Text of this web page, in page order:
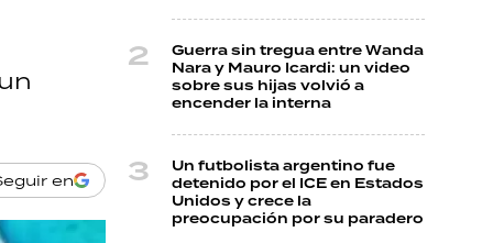
en
Guerra sin tregua entre Wanda
Nara y Mauro Icardi: un video
sobre sus hijas volvió a
encender la interna
Un futbolista argentino fue
detenido por el ICE en Estados
Unidos y crece la
preocupación por su paradero